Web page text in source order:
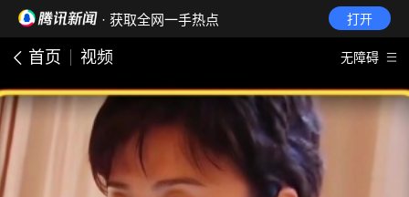
· 获取全网一手热点 打开
首页 视频 无障碍